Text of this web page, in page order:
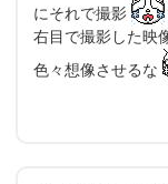
にそれで撮影
右目で撮影した映
色々想像させるな